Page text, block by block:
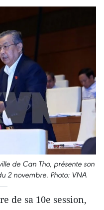
de Can Tho, présente son
2 novembre. Photo: VNA
de sa 10e session,